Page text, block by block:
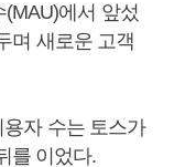
에서 앞섰
며 새로운 고객
자 수는 토스가
를 이었다.